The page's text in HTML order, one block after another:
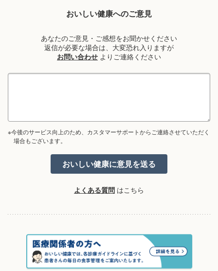
おいしい健康へのご意見
あなたのご意見・ご感想をお聞かせください
返信が必要な場合は、大変恐れ入りますが
お問い合わせ よりご連絡ください
※今後のサービス向上のため、カスタマーサポートからご連絡させていただく
場合もございます。
よくある質問 はこちら